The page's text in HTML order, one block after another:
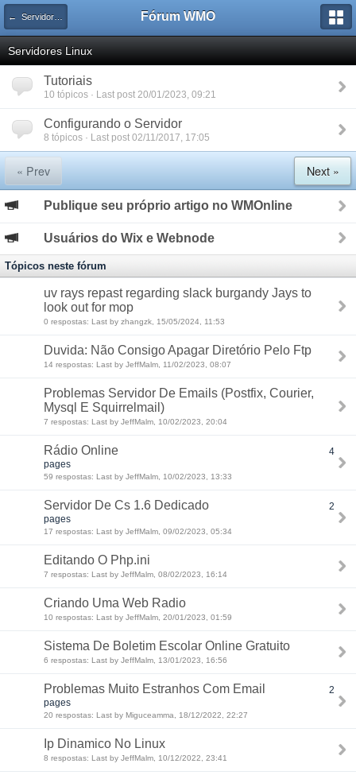
← Servidores e Sistemas de Gerenciamento Fórum WMO
Servidores Linux
Tutoriais
10 tópicos · Last post 20/01/2023, 09:21
Configurando o Servidor
8 tópicos · Last post 02/11/2017, 17:05
« Prev Next »
Publique seu próprio artigo no WMOnline
Usuários do Wix e Webnode
Tópicos neste fórum
uv rays repast regarding slack burgandy Jays to
look out for mop
0 respostas: Last by zhangzk, 15/05/2024, 11:53
Duvida: Não Consigo Apagar Diretório Pelo Ftp
14 respostas: Last by JeffMalm, 11/02/2023, 08:07
Problemas Servidor De Emails (Postfix, Courier,
Mysql E Squirrelmail)
7 respostas: Last by JeffMalm, 10/02/2023, 20:04
Rádio Online
4
pages
59 respostas: Last by JeffMalm, 10/02/2023, 13:33
Servidor De Cs 1.6 Dedicado
2
pages
17 respostas: Last by JeffMalm, 09/02/2023, 05:34
Editando O Php.ini
7 respostas: Last by JeffMalm, 08/02/2023, 16:14
Criando Uma Web Radio
10 respostas: Last by JeffMalm, 20/01/2023, 01:59
Sistema De Boletim Escolar Online Gratuito
6 respostas: Last by JeffMalm, 13/01/2023, 16:56
Problemas Muito Estranhos Com Email
2
pages
20 respostas: Last by Miguceamma, 18/12/2022, 22:27
Ip Dinamico No Linux
8 respostas: Last by JeffMalm, 10/12/2022, 23:41